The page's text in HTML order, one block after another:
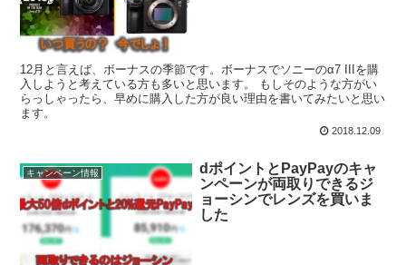
12月と言えば、ボーナスの季節です。ボーナスでソニーのα7 IIIを購
入しようと考えている方も多いと思います。 もしそのような方がい
らっしゃったら、早めに購入した方が良い理由を書いてみたいと思い
ます。
2018.12.09
キャンペーン情報
dポイントとPayPayのキャ
ンペーンが両取りできるジ
ョーシンでレンズを買いま
した